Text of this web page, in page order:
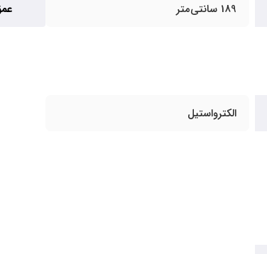
189 سانتی‌متر
الکترواستیل